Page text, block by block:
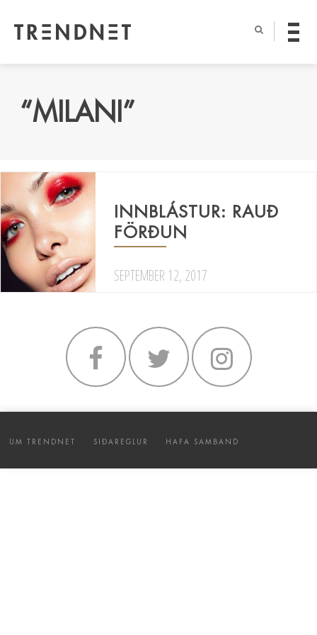
“MILANI”
INNBLÁSTUR: RAUÐ
FÖRÐUN
SEPTEMBER 12, 2017
UM TRENDNET SIÐAREGLUR HAFA SAMBAND